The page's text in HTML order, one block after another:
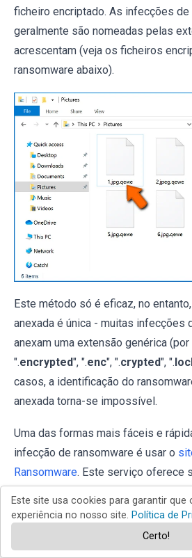
ficheiro encriptado. As infecções de
geralmente são nomeadas pelas
acrescentam (veja os ficheiros
ransomware abaixo).
Este método só é eficaz, no
anexada é única - muitas infecções
anexam uma extensão genérica
".encrypted", ".enc", ".crypted", ".
casos, a identificação do
anexada torna-se impossível.
Uma das formas mais fáceis e
infecção de ransomware é usar o
Ransomware. Este serviço oferece
simplesmente carregam uma
um ficheiro encriptado
ambos, se possível).
Este site usa cookies para garantir
experiência no nosso site. Política de
Certo!